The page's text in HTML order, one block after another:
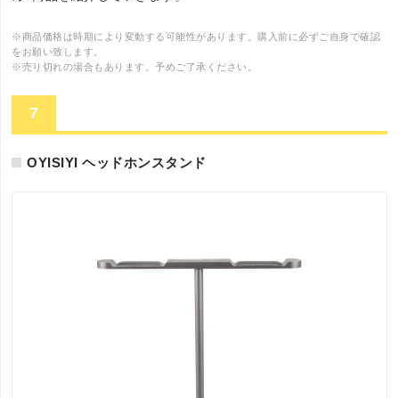
※商品価格は時期により変動する可能性があります。購入前に必ずご自身で確認
をお願い致します。
※売り切れの場合もあります。予めご了承ください。
7
OYISIYI ヘッドホンスタンド